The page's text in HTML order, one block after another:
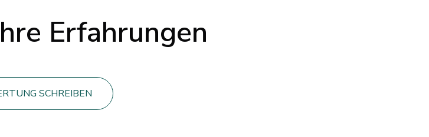
Erfahrungen
SCHREIBEN